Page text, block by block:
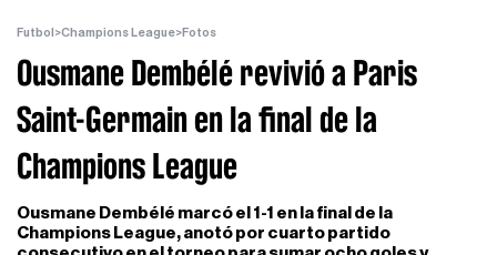
Futbol >Champions League>Fotos
Ousmane Dembélé revivió a Paris
Saint-Germain en la final de la
Champions League
Ousmane Dembélé marcó el 1-1 en la final de la
Champions League, anotó por cuarto partido